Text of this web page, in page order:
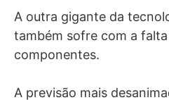
A outra gigante da
também sofre com a falta
componentes.
A previsão mais